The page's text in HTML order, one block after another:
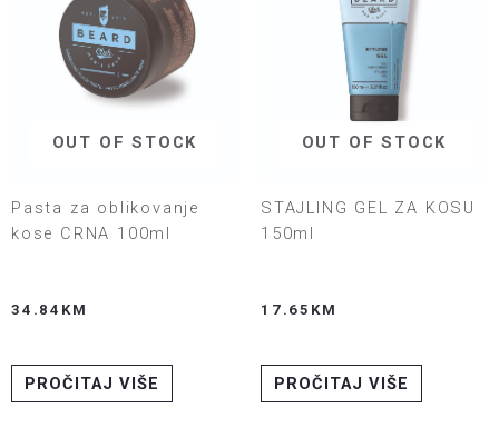
OUT OF STOCK
Pasta za oblikovanje
kose CRNA 100ml
34.84 KM
PROČITAJ VIŠE
OUT OF STOCK
STAJLING GEL ZA KOSU
150ml
17.65 KM
PROČITAJ VIŠE